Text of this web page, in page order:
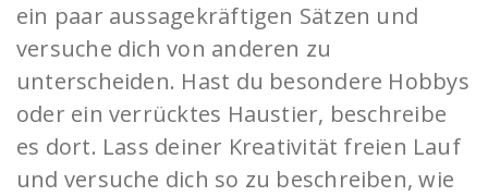
ein paar aussagekräftigen Sätzen und
versuche dich von anderen zu
unterscheiden. Hast du besondere Hobbys
oder ein verrücktes Haustier, beschreibe
es dort. Lass deiner Kreativität freien Lauf
und versuche dich so zu beschreiben, wie